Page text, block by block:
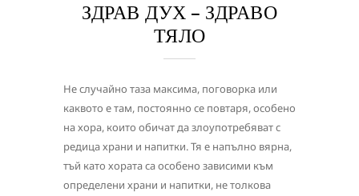
ЗДРАВ ДУХ – ЗДРАВО
ТЯЛО
Не случайно таза максима, поговорка или
каквото е там, постоянно се повтаря, особено
на хора, които обичат да злоупотребяват с
редица храни и напитки. Тя е напълно вярна,
тъй като хората са особено зависими към
определени храни и напитки, не толкова